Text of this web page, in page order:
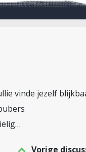
vinde jezelf
Vorige